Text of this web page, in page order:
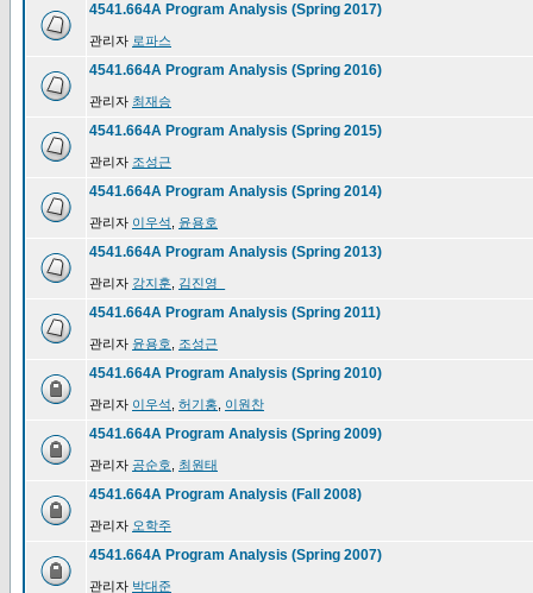
4541.664A Program Analysis (Spring 2017)
관리자 로파스
4541.664A Program Analysis (Spring 2016)
관리자 최재승
4541.664A Program Analysis (Spring 2015)
관리자 조성근
4541.664A Program Analysis (Spring 2014)
관리자 이우석 윤용호
4541.664A Program Analysis (Spring 2013)
관리자 강지훈 김진영_
4541.664A Program Analysis (Spring 2011)
관리자 윤용호 조성근
4541.664A Program Analysis (Spring 2010)
관리자 이우석 허기홍 이원찬
4541.664A Program Analysis (Spring 2009)
관리자 공순호 최원태
4541.664A Program Analysis (Fall 2008)
관리자 오학주
4541.664A Program Analysis (Spring 2007)
관리자 박대준